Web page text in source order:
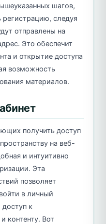
шагов,
следуя
отправлены на
Это обеспечит
и открытие доступа
возможность
материалов.
получить доступ
на веб-
и интуитивно
Эта
позволяет
в личный
доступ к
контенту. Вот